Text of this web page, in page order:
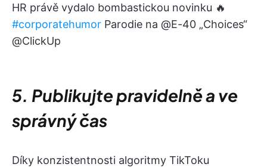
HR právě vydalo bombastickou novinku 🔥
#corporatehumor Parodie na @E-40 „Choices“
@ClickUp
5. Publikujte pravidelně a ve
správný čas
Díky konzistentnosti algoritmy TikToku